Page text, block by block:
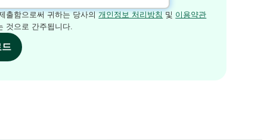
출함으로써 귀하는 당사의 개인정보 처리방침 및 이용약관
것으로 간주됩니다.